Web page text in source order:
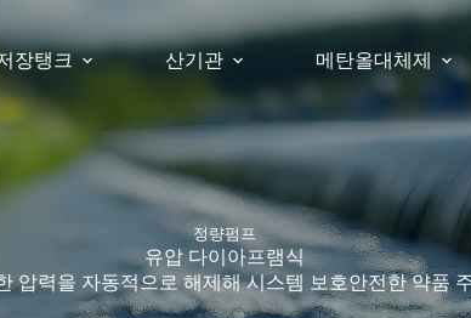
장탱크 산기관 메탄올대체제
정량펌프
유압 다이아프램식
압력을 자동적으로 해제해 시스템 보호안전한 약품